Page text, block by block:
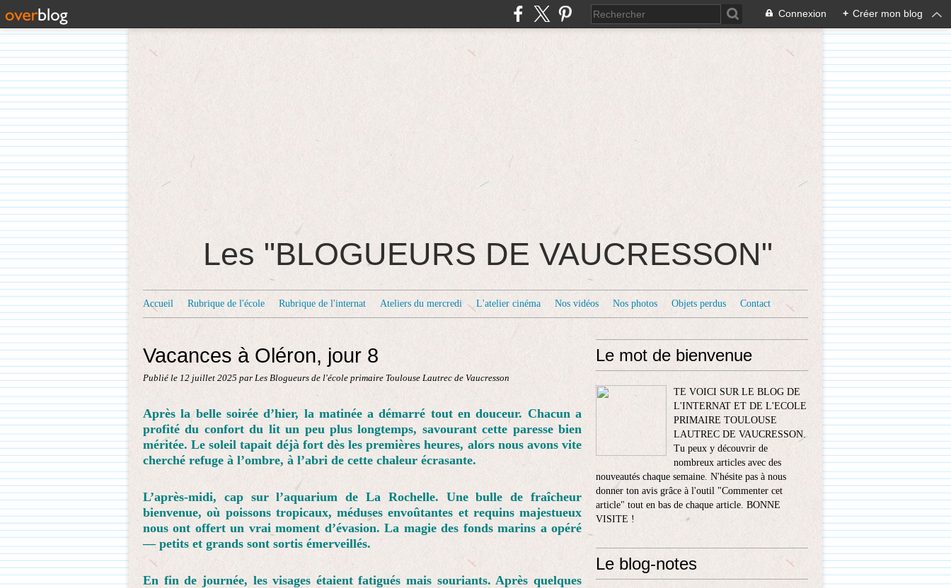
Connexion + Créer mon blog
Les "BLOGUEURS DE VAUCRESSON"
Accueil Rubrique de l'école Rubrique de l'internat Ateliers du mercredi L'atelier cinéma Nos vidéos Nos photos Objets perdus Contact
Vacances à Oléron, jour 8
Publié le 12 juillet 2025 par Les Blogueurs de l'école primaire Toulouse Lautrec de Vaucresson
Après la belle soirée d’hier, la matinée a démarré tout en douceur. Chacun a
profité du confort du lit un peu plus longtemps, savourant cette paresse bien
méritée. Le soleil tapait déjà fort dès les premières heures, alors nous avons vite
cherché refuge à l’ombre, à l’abri de cette chaleur écrasante.
L’après-midi, cap sur l’aquarium de La Rochelle. Une bulle de fraîcheur
bienvenue, où poissons tropicaux, méduses envoûtantes et requins majestueux
nous ont offert un vrai moment d’évasion. La magie des fonds marins a opéré
— petits et grands sont sortis émerveillés.
En fin de journée, les visages étaient fatigués mais souriants. Après quelques
Le mot de bienvenue
TE VOICI SUR LE BLOG DE
L'INTERNAT ET DE L'ECOLE
PRIMAIRE TOULOUSE
LAUTREC DE VAUCRESSON.
Tu peux y découvrir de
nombreux articles avec des
nouveautés chaque semaine. N'hésite pas à nous
donner ton avis grâce à l'outil "Commenter cet
article" tout en bas de chaque article. BONNE
VISITE !
Le blog-notes